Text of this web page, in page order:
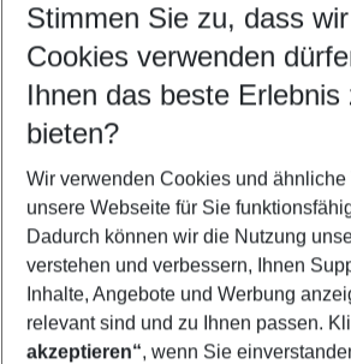
Abflughafen wählen
Beliebiger Abflughafen
Reisezeitraum wählen
08.08.26– 06.08.27 5-8 Nächte
2 Erwachsene Keine Kinder
Mehr Filter
Stimmen Sie zu, dass wir
Cookies verwenden
Ihnen das beste Erlebnis
bieten?
Wir verwenden Cookies und ähnliche
unsere Webseite für Sie
Dadurch können wir die Nutzung
verstehen und verbessern, Ihnen
Inhalte, Angebote und Werbung
relevant sind und zu Ihnen passen.
akzeptieren“, wenn Sie